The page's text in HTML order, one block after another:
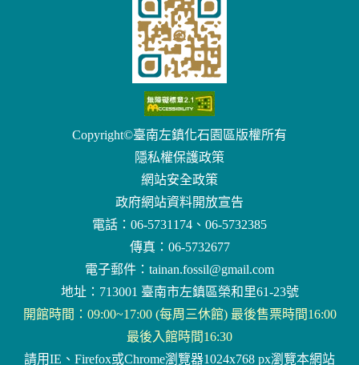
Copyright©臺南左鎮化石園區版權所有
隱私權保護政策
網站安全政策
政府網站資料開放宣告
電話：06-5731174、06-5732385
傳真：06-5732677
電子郵件： tainan.fossil@gmail.com
地址：713001 臺南市左鎮區榮和里61-23號
開館時間：09:00~17:00 (每周三休館) 最後售票時間16:00
最後入館時間16:30
請用IE、Firefox或Chrome瀏覽器1024x768 px瀏覽本網站